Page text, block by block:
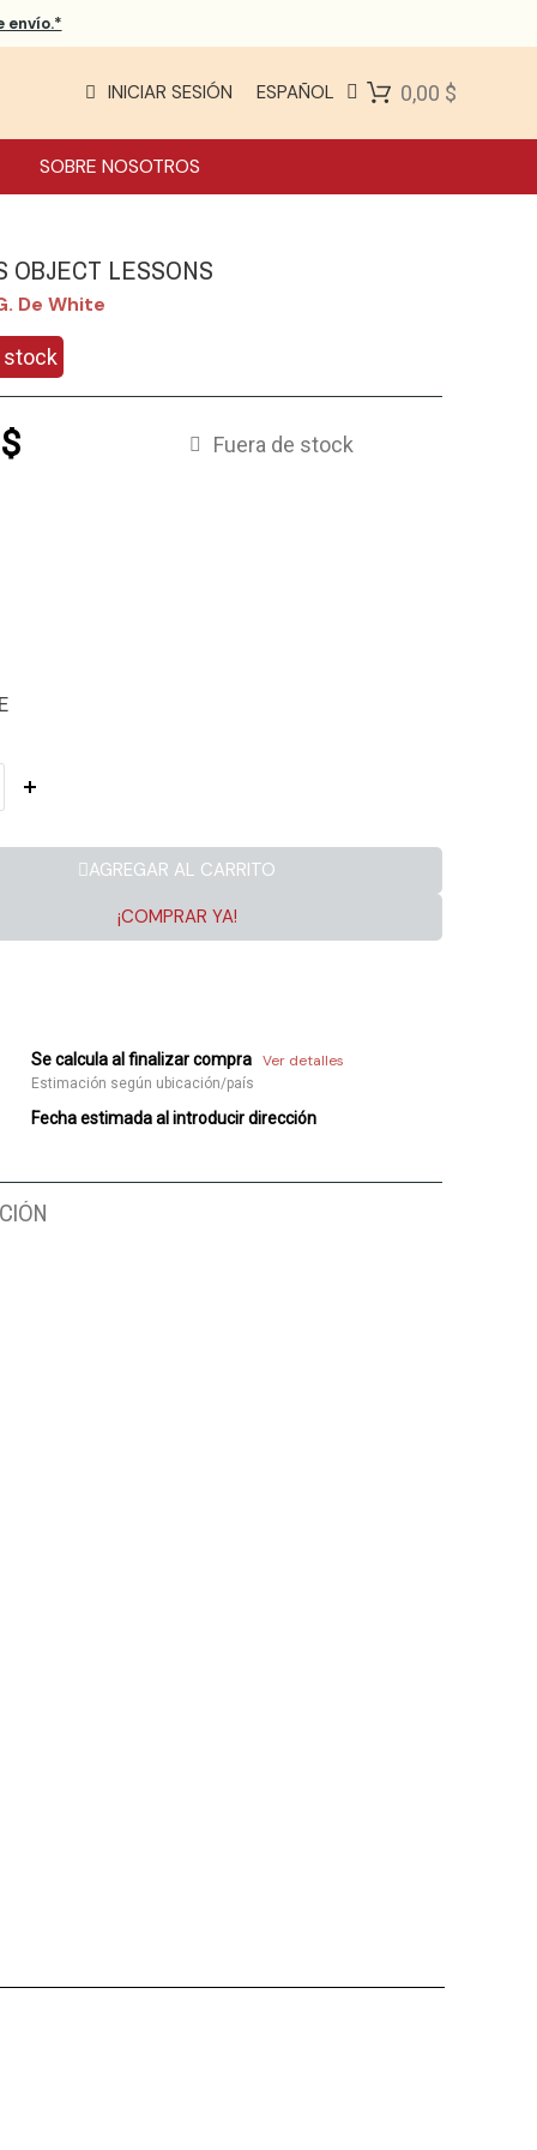
envío.*
INICIAR SESIÓN ESPAÑOL 0,00 $
SOBRE NOSOTROS
OBJECT LESSONS
De White
stock
Fuera de stock
AGREGAR AL CARRITO
¡COMPRAR YA!
Se calcula al finalizar compra Ver detalles
Estimación según ubicación/país
Fecha estimada al introducir dirección